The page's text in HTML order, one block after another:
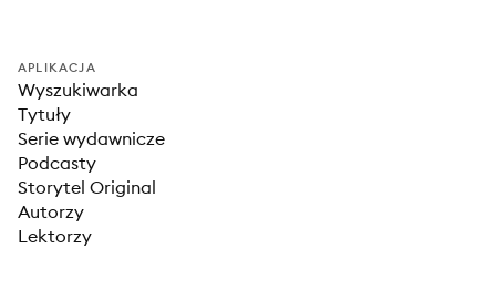
APLIKACJA
Wyszukiwarka
Tytuły
Serie wydawnicze
Podcasty
Storytel Original
Autorzy
Lektorzy